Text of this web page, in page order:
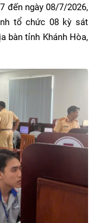
đến ngày 08/7/2026,
tổ chức 08 kỳ sát
bàn tỉnh Khánh Hòa,